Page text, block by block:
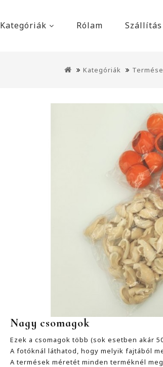
Kategóriák Rólam Szállítás
Kategóriák
Nagy csomagok
Ezek a csomagok több (sok esetben akár
A fotóknál láthatod, hogy melyik fajtából
A termések méretét minden terméknél